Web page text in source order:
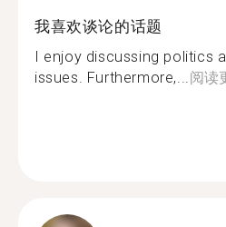
我喜欢谈论的话题
I enjoy discussing politics
issues. Furthermore,...阅读